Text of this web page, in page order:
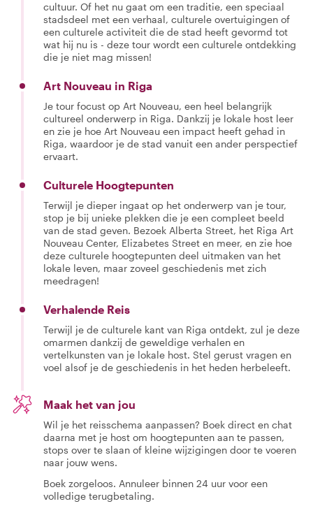
cultuur. Of het nu gaat om een traditie, een speciaal
stadsdeel met een verhaal, culturele overtuigingen of
een culturele activiteit die de stad heeft gevormd tot
wat hij nu is - deze tour wordt een culturele ontdekking
die je niet mag missen!
Art Nouveau in Riga
Je tour focust op Art Nouveau, een heel belangrijk
cultureel onderwerp in Riga. Dankzij je lokale host leer
en zie je hoe Art Nouveau een impact heeft gehad in
Riga, waardoor je de stad vanuit een ander perspectief
ervaart.
Culturele Hoogtepunten
Terwijl je dieper ingaat op het onderwerp van je tour,
stop je bij unieke plekken die je een compleet beeld
van de stad geven. Bezoek Alberta Street, het Riga Art
Nouveau Center, Elizabetes Street en meer, en zie hoe
deze culturele hoogtepunten deel uitmaken van het
lokale leven, maar zoveel geschiedenis met zich
meedragen!
Verhalende Reis
Terwijl je de culturele kant van Riga ontdekt, zul je deze
omarmen dankzij de geweldige verhalen en
vertelkunsten van je lokale host. Stel gerust vragen en
voel alsof je de geschiedenis in het heden herbeleeft.
Maak het van jou
Wil je het reisschema aanpassen? Boek direct en chat
daarna met je host om hoogtepunten aan te passen,
stops over te slaan of kleine wijzigingen door te voeren
naar jouw wens.
Boek zorgeloos. Annuleer binnen 24 uur voor een
volledige terugbetaling.